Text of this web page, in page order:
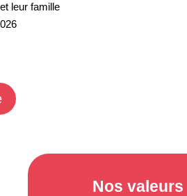
leur famille
Nos valeurs